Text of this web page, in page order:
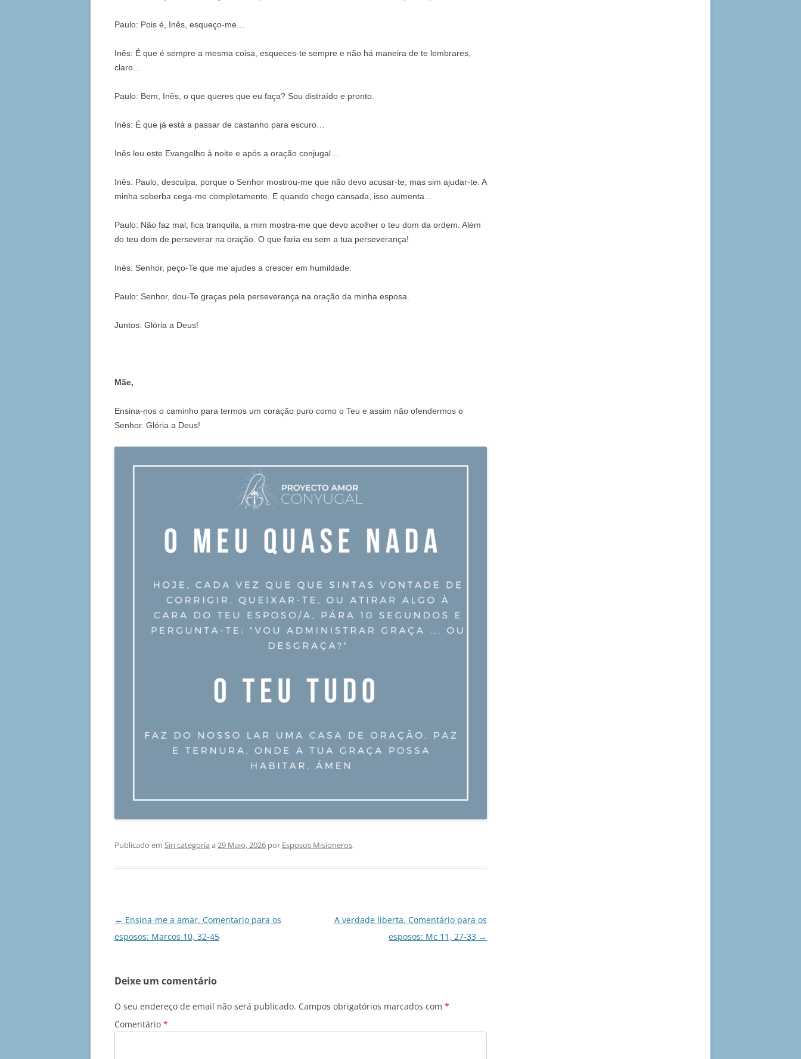
Paulo: Pois é, Inês, esqueço-me…
Inês: É que é sempre a mesma coisa, esqueces-te sempre e não há maneira de te lembrares,
claro…
Paulo: Bem, Inês, o que queres que eu faça? Sou distraído e pronto.
Inês: É que já está a passar de castanho para escuro…
Inês leu este Evangelho à noite e após a oração conjugal…
Inês: Paulo, desculpa, porque o Senhor mostrou-me que não devo acusar-te, mas sim ajudar-te. A
minha soberba cega-me completamente. E quando chego cansada, isso aumenta…
Paulo: Não faz mal, fica tranquila, a mim mostra-me que devo acolher o teu dom da ordem. Além
do teu dom de perseverar na oração. O que faria eu sem a tua perseverança!
Inês: Senhor, peço-Te que me ajudes a crescer em humildade.
Paulo: Senhor, dou-Te graças pela perseverança na oração da minha esposa.
Juntos: Glória a Deus!
Mãe,
Ensina-nos o caminho para termos um coração puro como o Teu e assim não ofendermos o
Senhor. Glória a Deus!
Publicado em Sin categoría a 29 Maio, 2026 por Esposos Misioneros.
Navegação
de
← Ensina-me a amar. Comentario para os
esposos: Marcos 10, 32-45
A verdade liberta. Comentário para os
esposos: Mc 11, 27-33 →
Deixe um comentário
O seu endereço de email não será publicado. Campos obrigatórios marcados com *
Comentário *